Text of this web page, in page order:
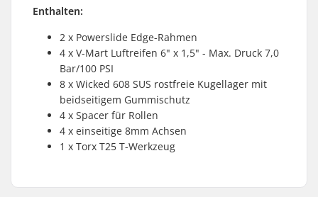
Enthalten:
2 x Powerslide Edge-Rahmen
4 x V-Mart Luftreifen 6" x 1,5" - Max. Druck 7,0
Bar/100 PSI
8 x Wicked 608 SUS rostfreie Kugellager mit
beidseitigem Gummischutz
4 x Spacer für Rollen
4 x einseitige 8mm Achsen
1 x Torx T25 T-Werkzeug